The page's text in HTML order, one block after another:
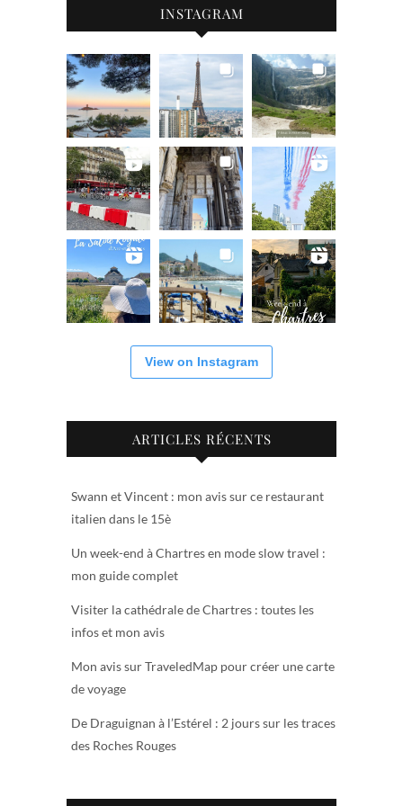
INSTAGRAM
View on Instagram
ARTICLES RÉCENTS
Swann et Vincent : mon avis sur ce restaurant
italien dans le 15è
Un week-end à Chartres en mode slow travel :
mon guide complet
Visiter la cathédrale de Chartres : toutes les
infos et mon avis
Mon avis sur TraveledMap pour créer une carte
de voyage
De Draguignan à l’Estérel : 2 jours sur les traces
des Roches Rouges